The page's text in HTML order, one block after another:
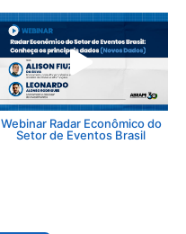
Webinar Radar Econômico do
Setor de Eventos Brasil